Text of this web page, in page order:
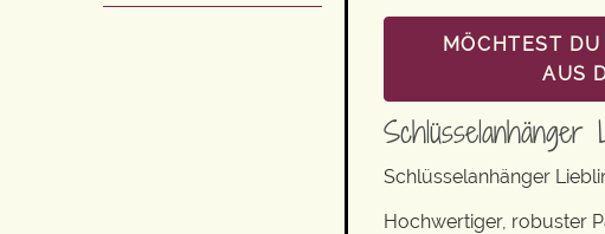
MÖCHTEST
AUS
Schlüsselanhänger
Schlüsselanhänger
Hochwertiger, robuster